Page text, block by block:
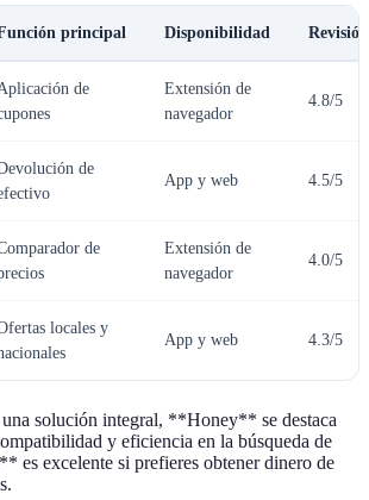
principal Disponibilidad
de
Extensión de
navegador
4.8/5
de
App y web 4.5/5
de
Extensión de
navegador
4.0/5
locales y
App y web 4.3/5
solución integral, **Honey** se destaca
y eficiencia en la búsqueda de
es excelente si prefieres obtener dinero de